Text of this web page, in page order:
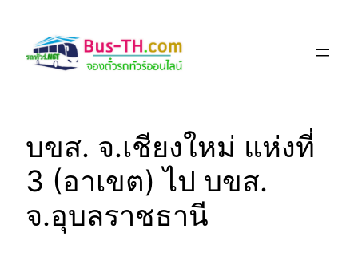
content
บขส. จ.เชียงใหม่ แห่งที่
3 (อาเขต) ไป บขส.
จ.อุบลราชธานี